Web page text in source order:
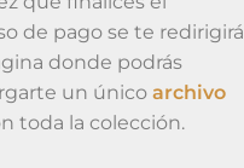
de pago se te redirigirá
donde podrás
un único archivo
toda la colección.